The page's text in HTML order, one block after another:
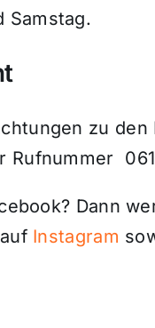
Samstag.
zu
Rufnummer
Dann
Instagram